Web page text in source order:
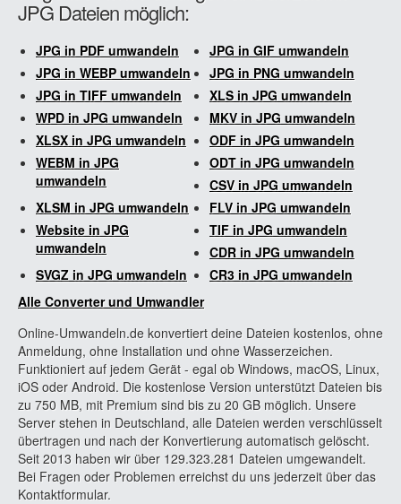
JPG Dateien möglich:
JPG in PDF umwandeln
JPG in GIF umwandeln
JPG in WEBP umwandeln
JPG in PNG umwandeln
JPG in TIFF umwandeln
XLS in JPG umwandeln
WPD in JPG umwandeln
MKV in JPG umwandeln
XLSX in JPG umwandeln
ODF in JPG umwandeln
WEBM in JPG
umwandeln
ODT in JPG umwandeln
CSV in JPG umwandeln
XLSM in JPG umwandeln
FLV in JPG umwandeln
Website in JPG
umwandeln
TIF in JPG umwandeln
CDR in JPG umwandeln
SVGZ in JPG umwandeln
CR3 in JPG umwandeln
Alle Converter und Umwandler
Online-Umwandeln.de konvertiert deine Dateien kostenlos, ohne
Anmeldung, ohne Installation und ohne Wasserzeichen.
Funktioniert auf jedem Gerät - egal ob Windows, macOS, Linux,
iOS oder Android. Die kostenlose Version unterstützt Dateien bis
zu 750 MB, mit Premium sind bis zu 20 GB möglich. Unsere
Server stehen in Deutschland, alle Dateien werden verschlüsselt
übertragen und nach der Konvertierung automatisch gelöscht.
Seit 2013 haben wir über 129.323.281 Dateien umgewandelt.
Bei Fragen oder Problemen erreichst du uns jederzeit über das
Kontaktformular.